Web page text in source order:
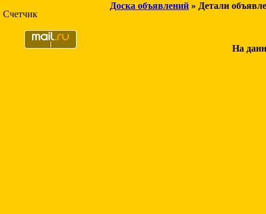
Счетчик
Доска объявлений » Детали
На